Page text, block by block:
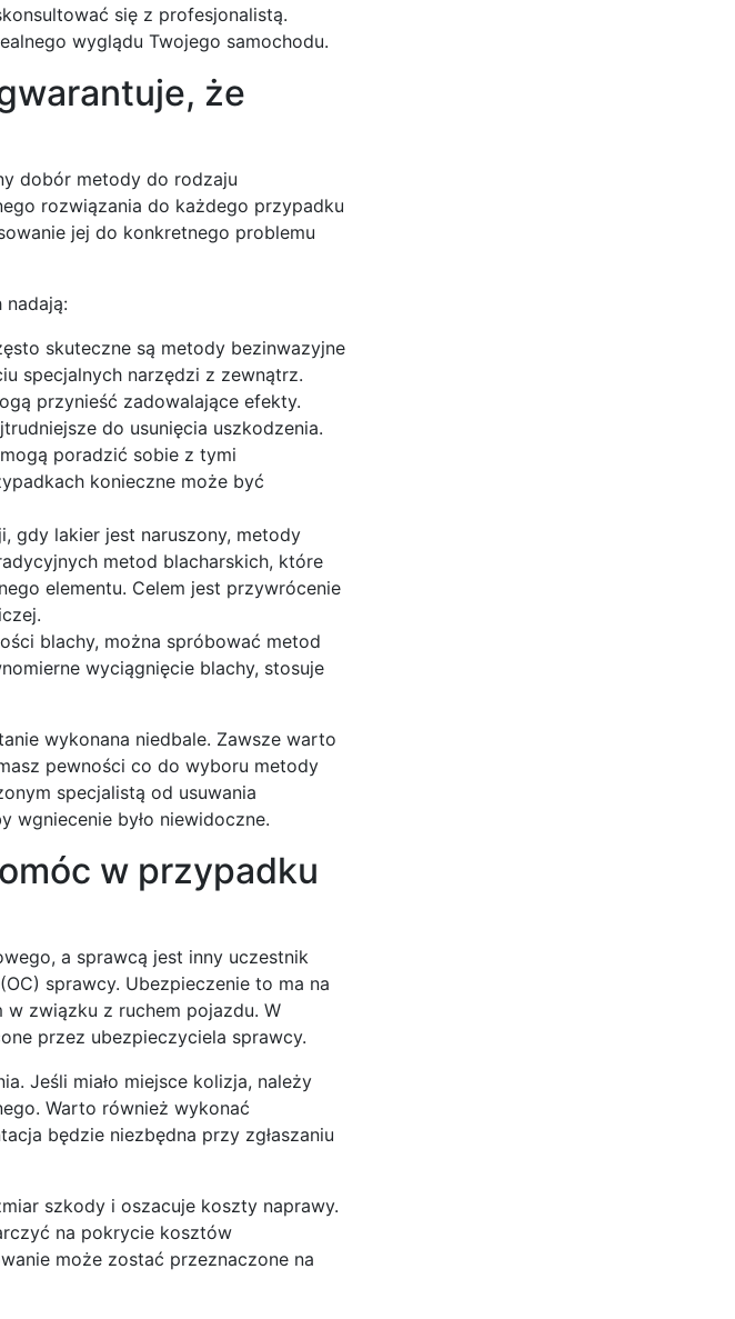
się z profesjonalistą.
wyglądu Twojego samochodu.
że
dobór metody do rodzaju
rozwiązania do każdego przypadku
jej do konkretnego problemu
nadają:
skuteczne są metody bezinwazyjne
specjalnych narzędzi z zewnątrz.
przynieść zadowalające efekty.
do usunięcia uszkodzenia.
poradzić sobie z tymi
konieczne może być
gdy lakier jest naruszony, metody
metod blacharskich, które
elementu. Celem jest przywrócenie
blachy, można spróbować metod
wyciągnięcie blachy, stosuje
wykonana niedbale. Zawsze warto
pewności co do wyboru metody
specjalistą od usuwania
wgniecenie było niewidoczne.
w przypadku
a sprawcą jest inny uczestnik
sprawcy. Ubezpieczenie to ma na
związku z ruchem pojazdu. W
przez ubezpieczyciela sprawcy.
Jeśli miało miejsce kolizja, należy
Warto również wykonać
będzie niezbędna przy zgłaszaniu
szkody i oszacuje koszty naprawy.
na pokrycie kosztów
może zostać przeznaczone na